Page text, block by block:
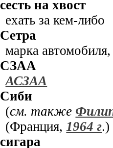
сесть на хвост
ехать за кем-либо
Сетра
марка
СЗАА
АСЗАА
Сиби
(см. также
(Франция,1964 г.)
сигара